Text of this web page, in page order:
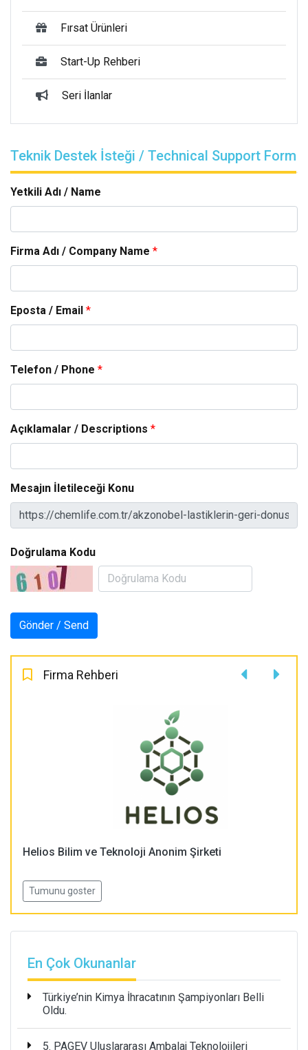
Fırsat Ürünleri
Start-Up Rehberi
Seri İlanlar
Teknik Destek İsteği / Technical Support Form
Yetkili Adı / Name
Firma Adı / Company Name *
Eposta / Email *
Telefon / Phone *
Açıklamalar / Descriptions *
Mesajın İletileceği Konu
Doğrulama Kodu
Firma Rehberi
Helios Bilim ve Teknoloji Anonim Şirketi
Tumunu goster
En Çok Okunanlar
Türkiye’nin Kimya İhracatının Şampiyonları Belli
Oldu.
5. PAGEV Uluslararası Ambalaj Teknolojileri